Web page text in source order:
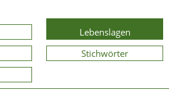
Lebenslagen
Stichwörter